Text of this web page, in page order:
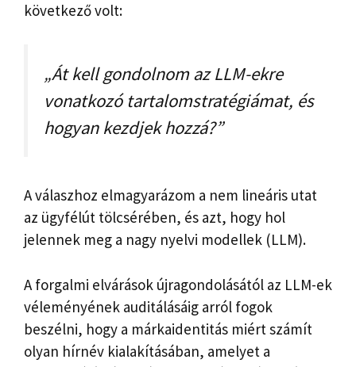
következő volt:
„Át kell gondolnom az LLM-ekre
vonatkozó tartalomstratégiámat, és
hogyan kezdjek hozzá?”
A válaszhoz elmagyarázom a nem lineáris utat
az ügyfélút tölcsérében, és azt, hogy hol
jelennek meg a nagy nyelvi modellek (LLM).
A forgalmi elvárások újragondolásától az LLM-ek
véleményének auditálásáig arról fogok
beszélni, hogy a márkaidentitás miért számít
olyan hírnév kialakításában, amelyet a